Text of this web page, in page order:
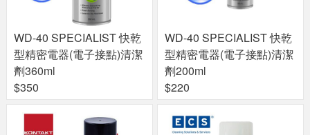
WD-40 SPECIALIST 快乾
型精密電器(電子接點)清潔
劑360ml
$350
WD-40 SPECIALIST 快乾
型精密電器(電子接點)清潔
劑200ml
$220